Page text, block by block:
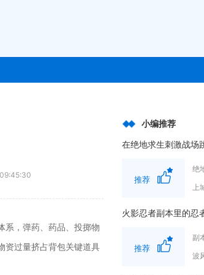
系，弹药、药品、投掷物
资过量挤占背包关键道具
小编推荐
在绝地求生刺激战场
推荐
绝
火影忍者副本里的忍
推荐
副
波